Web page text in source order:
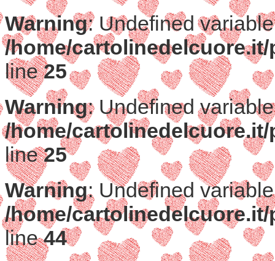
Warning: Undefined
/home/
line25
Warning: Undefined
/home/
line25
Warning: Undefined
/home/
line44